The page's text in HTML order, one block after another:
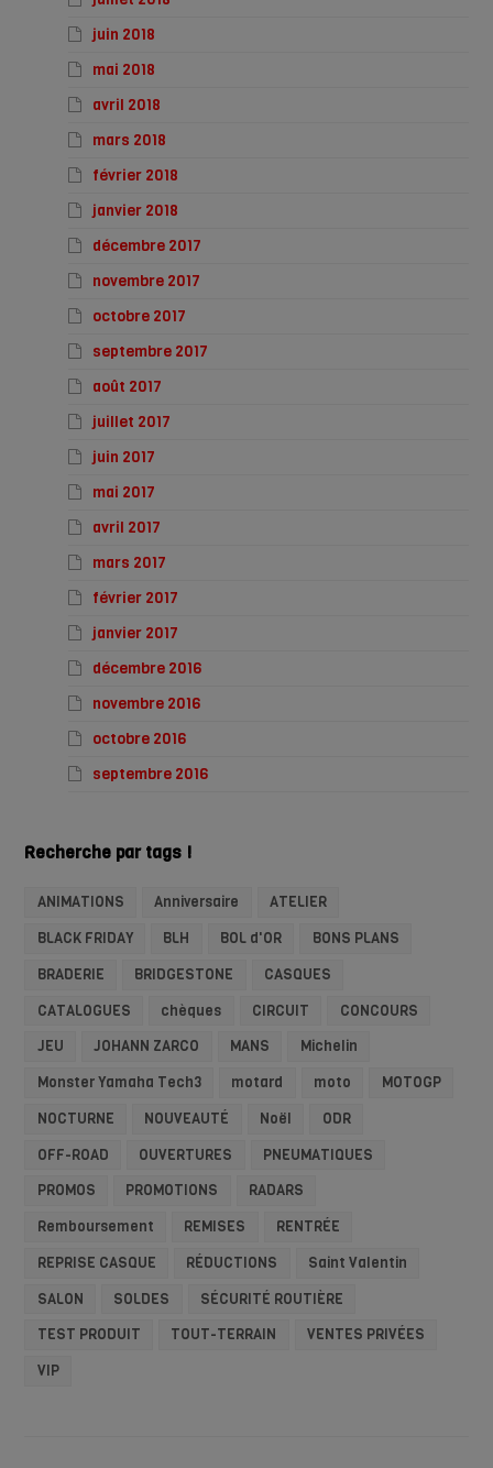
juin 2018
mai 2018
avril 2018
mars 2018
février 2018
janvier 2018
décembre 2017
novembre 2017
octobre 2017
septembre 2017
août 2017
juillet 2017
juin 2017
mai 2017
avril 2017
mars 2017
février 2017
janvier 2017
décembre 2016
novembre 2016
octobre 2016
septembre 2016
Recherche par tags !
ANIMATIONS Anniversaire
ATELIER
BLACK FRIDAY
BLH BOL d'OR
BONS PLANS
BRADERIE
BRIDGESTONE
CASQUES
CATALOGUES
chèques CIRCUIT
CONCOURS
JEU
JOHANN ZARCO MANS
Michelin
Monster Yamaha Tech3
motard moto
MOTOGP
NOCTURNE
NOUVEAUTÉ Noël
ODR
OFF-ROAD
OUVERTURES
PNEUMATIQUES
PROMOS
PROMOTIONS
RADARS
Remboursement
REMISES
RENTRÉE
REPRISE CASQUE
RÉDUCTIONS
Saint Valentin
SALON
SOLDES
SÉCURITÉ ROUTIÈRE
TEST PRODUIT
TOUT-TERRAIN
VENTES PRIVÉES
VIP